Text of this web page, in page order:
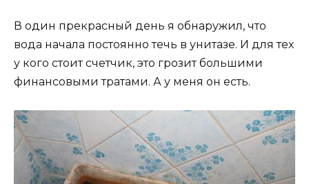
В один прекрасный день я обнаружил, что
вода начала постоянно течь в унитазе. И для тех
у кого стоит счетчик, это грозит большими
финансовыми тратами. А у меня он есть.